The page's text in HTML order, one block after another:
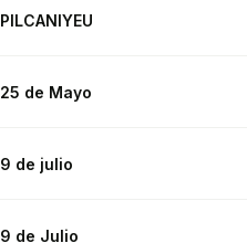
PILCANIYEU
25 de Mayo
9 de julio
9 de Julio